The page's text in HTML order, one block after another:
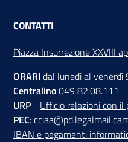
Servizi
online
CONTATTI
Piazza Insurrezione XXVIII
ORARI dal lunedì al
Centralino049 82.08.111
URP - Ufficio relazioni con il
PEC:
IBAN e pagamenti